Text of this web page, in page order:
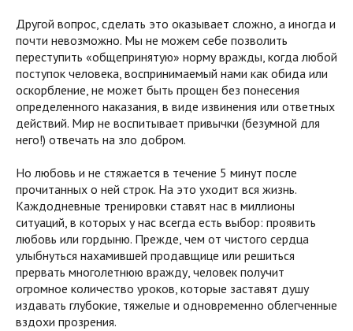
Другой вопрос, сделать это оказывает сложно, а иногда и
почти невозможно. Мы не можем себе позволить
переступить «общепринятую» норму вражды, когда любой
поступок человека, воспринимаемый нами как обида или
оскорбление, не может быть прощен без понесения
определенного наказания, в виде извинения или ответных
действий. Мир не воспитывает привычки (безумной для
него!) отвечать на зло добром.
Но любовь и не стяжается в течение 5 минут после
прочитанных о ней строк. На это уходит вся жизнь.
Каждодневные тренировки ставят нас в миллионы
ситуаций, в которых у нас всегда есть выбор: проявить
любовь или гордыню. Прежде, чем от чистого сердца
улыбнуться нахамившей продавщице или решиться
прервать многолетнюю вражду, человек получит
огромное количество уроков, которые заставят душу
издавать глубокие, тяжелые и одновременно облегченные
вздохи прозрения.